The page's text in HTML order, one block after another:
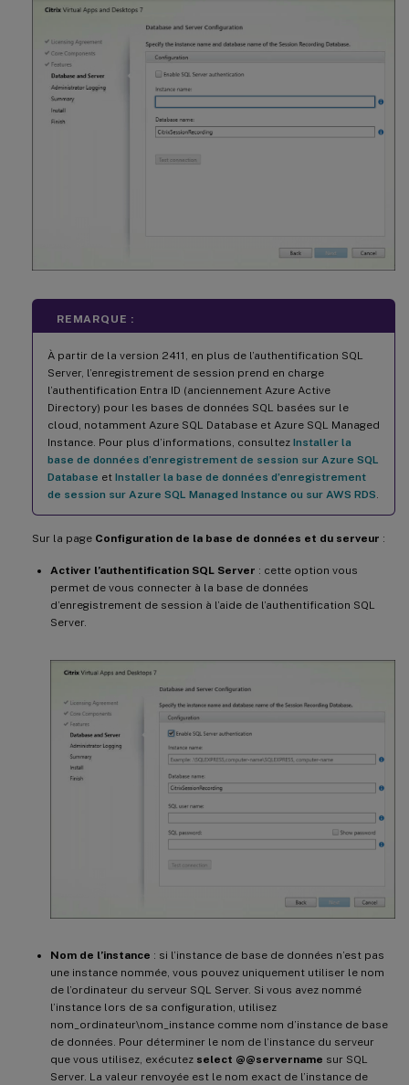
REMARQUE :
À partir de la version 2411, en plus de l’authentification SQL
Server, l’enregistrement de session prend en charge
l’authentification Entra ID (anciennement Azure Active
Directory) pour les bases de données SQL basées sur le
cloud, notamment Azure SQL Database et Azure SQL Managed
Instance. Pour plus d’informations, consultez Installer la
base de données d’enregistrement de session sur Azure SQL
Database et Installer la base de données d’enregistrement
de session sur Azure SQL Managed Instance ou sur AWS RDS.
Sur la page Configuration de la base de données et du serveur :
Activer l’authentification SQL Server : cette option vous
permet de vous connecter à la base de données
d’enregistrement de session à l’aide de l’authentification SQL
Server.
Nom de l’instance : si l’instance de base de données n’est pas
une instance nommée, vous pouvez uniquement utiliser le nom
de l’ordinateur du serveur SQL Server. Si vous avez nommé
l’instance lors de sa configuration, utilisez
nom_ordinateur\nom_instance comme nom d’instance de base
de données. Pour déterminer le nom de l’instance du serveur
que vous utilisez, exécutez select @@servername sur SQL
Server. La valeur renvoyée est le nom exact de l’instance de